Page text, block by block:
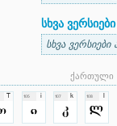
სხვა ვერსიები
სხვა ვერსიები
ქართული